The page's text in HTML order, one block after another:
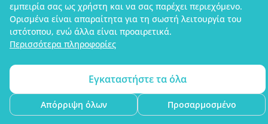
εμπειρία σας ως χρήστη και να σας παρέχει περιεχόμενο.
Ορισμένα είναι απαραίτητα για τη σωστή λειτουργία του
ιστότοπου, ενώ άλλα είναι προαιρετικά.
Περισσότερα πληροφορίες
Εγκαταστήστε τα όλα
Απόρριψη όλων Προσαρμοσμένο